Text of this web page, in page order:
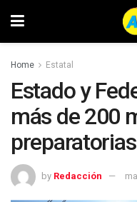
Home Estatal
Estado y
más de 200
by Redacción